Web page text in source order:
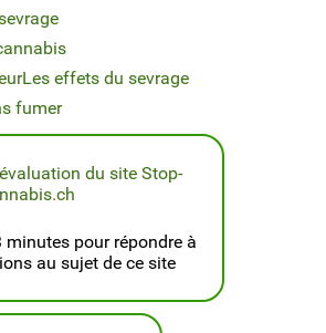
Les effets du sevrage
fumer
du site Stop-
minutes pour répondre à
au sujet de ce site